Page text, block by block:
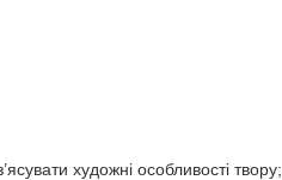
художні особливості твору;